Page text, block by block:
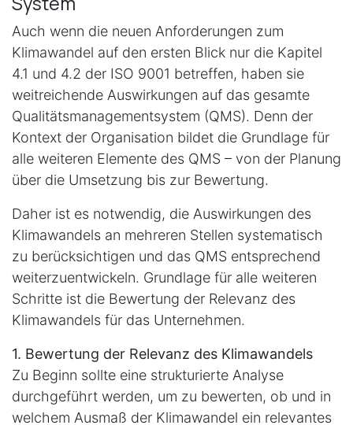
Auch wenn die neuen Anforderungen zum
Klimawandel auf den ersten Blick nur die Kapitel
4.1 und 4.2 der ISO 9001 betreffen, haben sie
weitreichende Auswirkungen auf das gesamte
Qualitätsmanagementsystem (QMS). Denn der
Kontext der Organisation bildet die Grundlage für
alle weiteren Elemente des QMS – von der Planung
über die Umsetzung bis zur Bewertung.
Daher ist es notwendig, die Auswirkungen des
Klimawandels an mehreren Stellen systematisch
zu berücksichtigen und das QMS entsprechend
weiterzuentwickeln. Grundlage für alle weiteren
Schritte ist die Bewertung der Relevanz des
Klimawandels für das Unternehmen.
1. Bewertung der Relevanz des Klimawandels
Zu Beginn sollte eine strukturierte Analyse
durchgeführt werden, um zu bewerten, ob und in
welchem Ausmaß der Klimawandel ein relevantes